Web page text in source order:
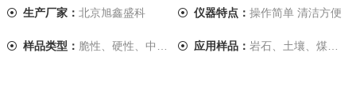
生产厂家： 北京旭鑫盛科 仪器特点： 操作简单 清洁方便
样品类型： 脆性、硬性、中硬性 应用样品： 岩石、土壤、煤、玻璃、陶瓷、焦炭、......